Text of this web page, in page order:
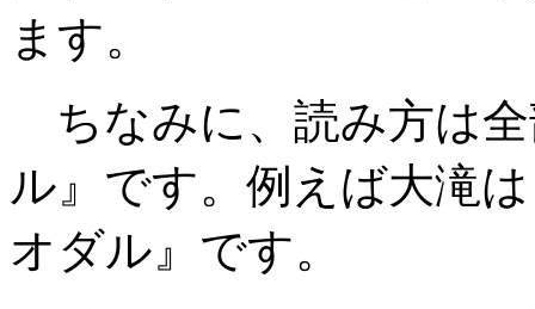
ます。
ちなみに、読み方は
ル』です。例えば大滝
オダル』です。